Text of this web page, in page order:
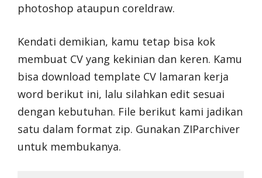
photoshop ataupun coreldraw.
Kendati demikian, kamu tetap bisa kok
membuat CV yang kekinian dan keren. Kamu
bisa download template CV lamaran kerja
word berikut ini, lalu silahkan edit sesuai
dengan kebutuhan. File berikut kami jadikan
satu dalam format zip. Gunakan ZIParchiver
untuk membukanya.